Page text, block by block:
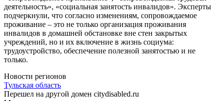
деятельность», «социальная занятость инвалидов». Эксперты
подчеркнули, что согласно изменениям, сопровождаемое
проживание – это не только организация проживания
инвалидов в домашней обстановке вне стен закрытых
учреждений, но и их включение в жизнь социума:
трудоустройство, обеспечение полезной занятостью и не
только.
Новости регионов
Тульская область
Перешел на другой домен citydisabled.ru